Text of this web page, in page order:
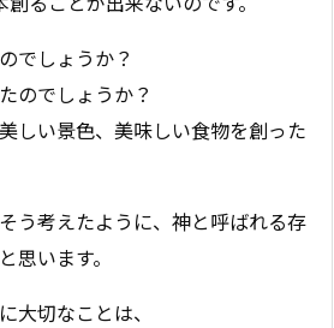
でしょうか？
のでしょうか？
しい景色、美味しい食物を創った
う考えたように、神と呼ばれる存
思います。
大切なことは、